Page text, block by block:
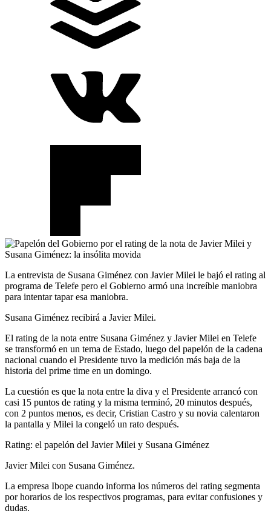
La entrevista de Susana Giménez con Javier Milei le bajó el rating al
programa de Telefe pero el Gobierno armó una increíble maniobra
para intentar tapar esa maniobra.
Susana Giménez recibirá a Javier Milei.
El rating de la nota entre Susana Giménez y Javier Milei en Telefe
se transformó en un tema de Estado, luego del papelón de la cadena
nacional cuando el Presidente tuvo la medición más baja de la
historia del prime time en un domingo.
La cuestión es que la nota entre la diva y el Presidente arrancó con
casi 15 puntos de rating y la misma terminó, 20 minutos después,
con 2 puntos menos, es decir, Cristian Castro y su novia calentaron
la pantalla y Milei la congeló un rato después.
Rating: el papelón del Javier Milei y Susana Giménez
Javier Milei con Susana Giménez.
La empresa Ibope cuando informa los números del rating segmenta
por horarios de los respectivos programas, para evitar confusiones y
dudas.